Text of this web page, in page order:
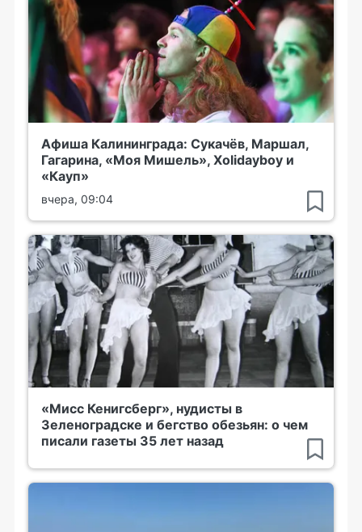
Афиша Калининграда: Сукачёв, Маршал,
Гагарина, «Моя Мишель», Xolidayboy и
«Кауп»
вчера, 09:04
«Мисс Кенигсберг», нудисты в
Зеленоградске и бегство обезьян: о чем
писали газеты 35 лет назад